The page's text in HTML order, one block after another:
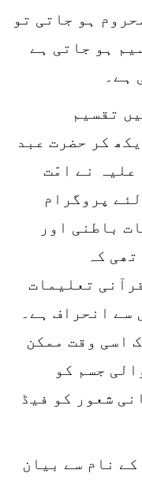
ہو جاتی تو
ہو جاتی ہے
ہے۔
تقسیم
کر حضرت عبد
علیہ نے امّت
پروگرام
باطنی اور
کہ
تعلیمات
سے انحراف ہے۔
اسی وقت ممکن
جسم کو
شعور کو فیڈ
نام سے بیان